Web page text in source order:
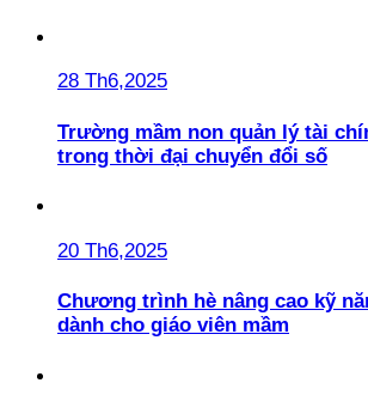
28 Th6,2025
Trường mầm non quản lý tài
trong thời đại chuyển đổi số
20 Th6,2025
Chương trình hè nâng cao kỹ
dành cho giáo viên mầm